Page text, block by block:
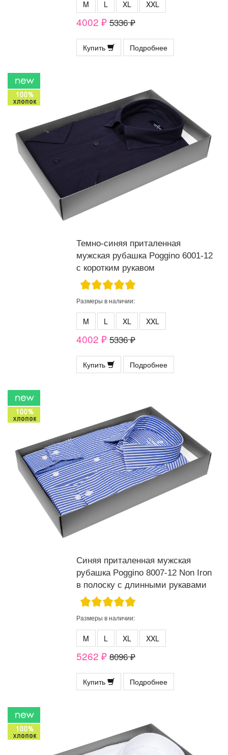
M L XL XXL
4002 ₽ 5336 ₽
Купить Подробнее
Темно-синяя приталенная
мужская рубашка Poggino 6001-12
с коротким рукавом
Размеры в наличии:
M L XL XXL
4002 ₽ 5336 ₽
Купить Подробнее
Синяя приталенная мужская
рубашка Poggino 8007-12 Non Iron
в полоску с длинными рукавами
Размеры в наличии:
M L XL XXL
5262 ₽ 8096 ₽
Купить Подробнее